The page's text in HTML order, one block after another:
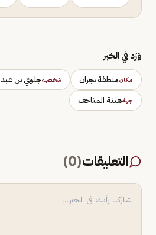
وَرَد في الخبر
مكانمنطقة نجران شخصيةجلوي بن عبد
جهةهيئة المتاحف
التعليقات(
0
)